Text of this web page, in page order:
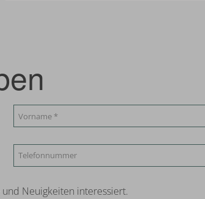
Neuigkeiten interessiert.